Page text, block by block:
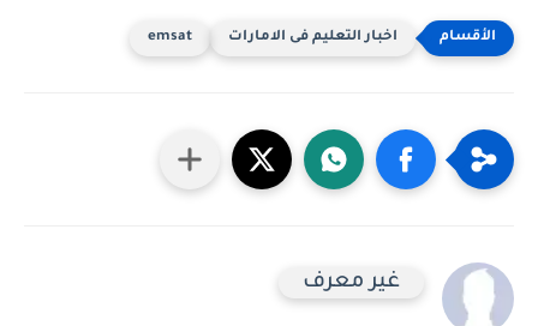
اخبار التعليم فى الامارات emsat
غير معرف